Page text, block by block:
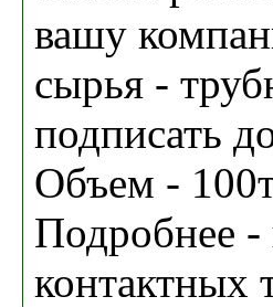
вашу
сырья -
подписать
Объем -
Подробнее -
контактных